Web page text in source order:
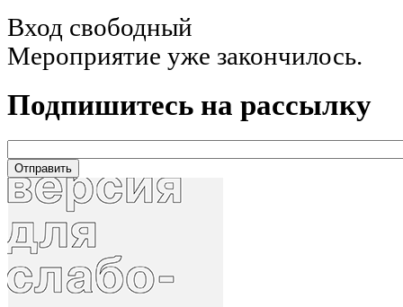
Вход свободный
Мероприятие уже закончилось.
Подпишитесь на рассылку